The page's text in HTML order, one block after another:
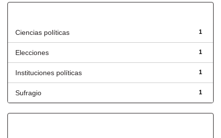
1
Ciencias políticas
1
Elecciones
1
Instituciones políticas
1
Sufragio